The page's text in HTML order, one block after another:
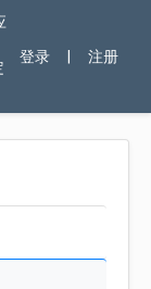
登录 | 注册